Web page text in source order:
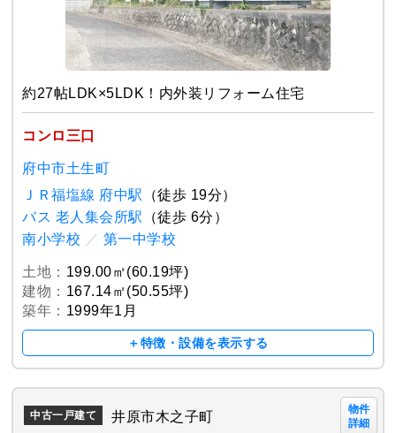
約27帖LDK×5LDK！内外装リフォーム住宅
コンロ三口
府中市土生町
ＪＲ福塩線 府中駅
（徒歩 19分）
バス 老人集会所駅
（徒歩 6分）
南小学校 ／ 第一中学校
土地： 199.00㎡(60.19坪)
建物： 167.14㎡(50.55坪)
築年： 1999年1月
＋特徴・設備を表示する
中古一戸建て 井原市木之子町
物件
詳細